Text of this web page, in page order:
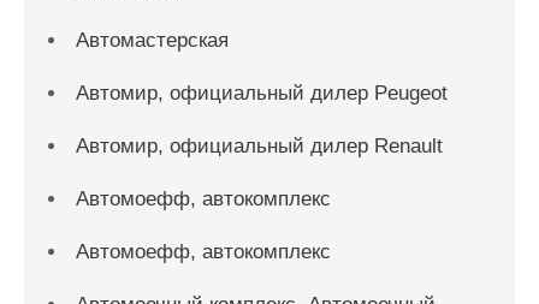
Автомастерская
Автомир, официальный дилер Peugeot
Автомир, официальный дилер Renault
Автомоефф, автокомплекс
Автомоефф, автокомплекс